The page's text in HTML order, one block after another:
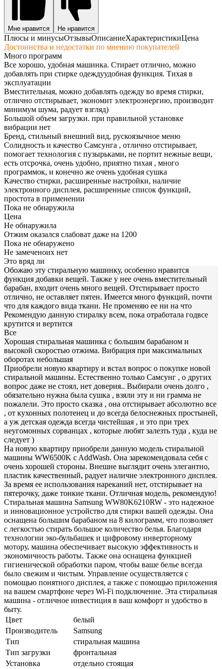
Мне нравится Не нравится
Плюсы и минусыОтзывыОписаниеХарактеристикиЦена
Достоинства и недостатки по мнению покупателей
Много программ
Все хорошо, удобная машинка. Стирает отлично, можно
добавлять при стирке одеждуудобная функция. Тихая в
эксплуатации
Вместительная, можно добавлять одежду во время стирки,
отлично отстирывает, экономит электроэнергию, производит
минимум шума, радует взгляд)
Большой объем загрузки. при правильной установке
вибрации нет
Бренд, стильный внешний вид, рускоязычное меню
Солидность и качество Самсунга , отлично отстирывает,
помогает технология с пузырьками, не портит нежные вещи,
есть отсрочка, очень удобно, приятно тихая , много
программок, и конечно же очень удобная сушка
Качество стирки, расширенные настройки, наличие
электронного дисплея, расширенные список функций,
простота в применении
Пока не обнаружила
Цена
Не обнаружила
Отжим оказался слабоват даже на 1200
Пока не обнаружено
Не замеченоих нет
Это вряд ли
Обожаю эту стиральную машинку, особенно нравится
функция добавки вещей. Также у нее очень вместительный
барабан, входит очень много вещей. Отстирывает просто
отлично, не оставляет пятен. Имеется много функций, почти
что для каждого вида ткани. Не променяю ее ни на что
Рекомендую данную стиралку всем, пока отработала годвсе
крутится и вертится
Все
Хорошая стиральная машинка с большим барабаном и
высокой скоростью отжима. Вибрация при максимальных
оборотах небольшая
Приобрели новую квартиру и встал вопрос о покупке новой
стиральной машины. Естественно только Самсунг , о других
вопрос даже не стоял, нет доверия.. Выбирали очень долго ,
обязательно нужна была сушка , взяли эту и ни грамма не
пожалели. Это просто сказка , она отстирывает абсолютно все
, от кухонных полотенец и до всегда белоснежных простыней,
а уж детская одежда всегда чистейшая , и это при трех
неугомонных сорванцах , которые любят залезть туда , куда не
следует )
На новую квартиру приобрели данную модель стиральной
машины WW6500K c AddWash. Она зарекомендовала себя с
очень хорошей стороны. Внешне выглядит очень элегантно,
пластик качественный, радует наличие электронного дисплея.
За время ее использования нареканий нет, отстирывает на
пятерочку, даже тонкие ткани. Отличная модель, рекомендую!
Стиральная машина Samsung WW80K6210RW - это надежное
и инновационное устройство для стирки вашей одежды. Она
оснащена большим барабаном на 8 килограмм, что позволяет
с легкостью стирать большое количество белья. Благодаря
технологии эко-бульбашек и цифровому инверторному
мотору, машина обеспечивает высокую эффективность и
экономичность работы. Также она оснащена функцией
гигиенической обработки паром, чтобы ваше белье всегда
было свежим и чистым. Управление осуществляется с
помощью понятного дисплея, а также с помощью приложения
на вашем смартфоне через Wi-Fi подключение. Эта стиральная
машина - отличное инвестиция в ваш комфорт и удобство в
быту.
Цвет
белый
Производитель
Samsung
Тип
стиральная машина
Тип загрузки
фронтальная
Установка
отдельно стоящая